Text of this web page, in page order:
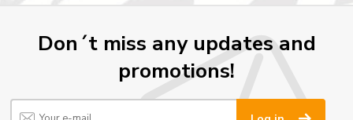
Don´t miss any updates and
promotions!